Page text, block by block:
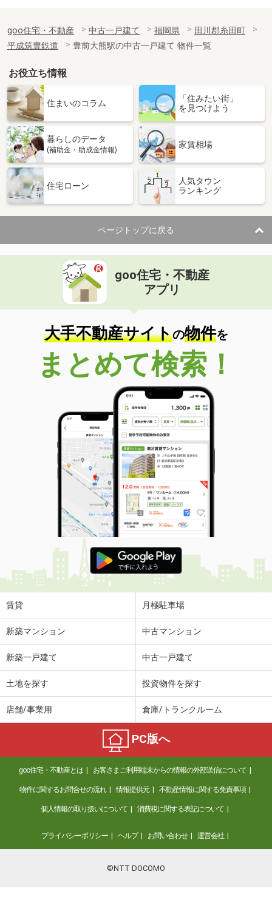
goo住宅・不動産 中古一戸建て 福岡県
田川郡糸田町
平成筑豊鉄道
豊前大熊駅の中古一戸建て 物件一覧
お役立ち情報
住まいのコラム
「住みたい街」
を見つけよう
暮らしのデータ
(補助金・助成金情報)
家賃相場
住宅ローン
人気タウン
ランキング
ページトップに戻る
goo住宅・不動産
アプリ
大手不動産サイトの物件を
まとめて検索！
賃貸 月極駐車場
新築マンション 中古マンション
新築一戸建て 中古一戸建て
土地を探す 投資物件を探す
店舗/事業用 倉庫/トランクルーム
PC版へ
goo住宅・不動産とは お客さまご利用端末からの情報の外部送信について
物件に関するお問合せの流れ 情報提供元 不動産情報に関する免責事項
個人情報の取り扱いについて 消費税に関する表記について
プライバシーポリシー ヘルプ お問い合わせ 運営会社
©NTT DOCOMO